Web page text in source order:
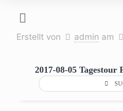
Erstellt von admin am
2017-08-05 Tagestour